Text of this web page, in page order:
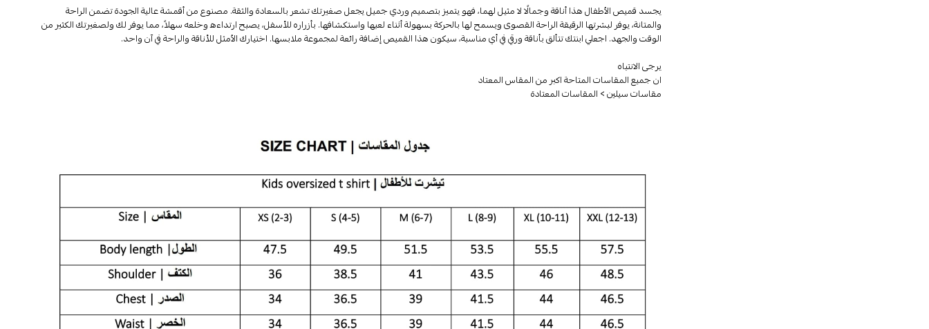
يجسد قميص الأطفال هذا أناقة وجمالًا لا مثيل لهما، فهو يتميز بتصميم وردي جميل يجعل صغيرتك تشعر بالسعادة والثقة. مصنوع من أقمشة عالية الجودة تضمن الراحة
والمتانة، يوفر لبشرتها الرقيقة الراحة القصوى ويسمح لها بالحركة بسهولة أثناء لعبها واستكشافها. بأزراره للأسفل، يصبح ارتداءه وخلعه سهلاً، مما يوفر لك ولصغيرتك الكثير من
الوقت والجهد. اجعلي ابنتك تتألق بأناقة ورقي في أي مناسبة، سيكون هذا القميص إضافة رائعة لمجموعة ملابسها. اختيارك الأمثل للأناقة والراحة في آن واحد.
يرجى الانتباه
ان جميع المقاسات المتاحة اكبر من المقاس المعتاد
مقاسات سيلين > المقاسات المعتادة